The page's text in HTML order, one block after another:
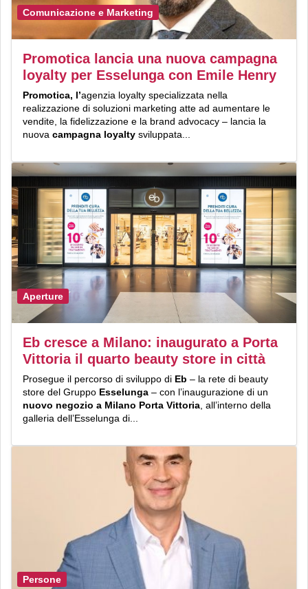
Comunicazione e Marketing
Promotica lancia una nuova campagna
loyalty per Esselunga con Emile Henry
Promotica, l’agenzia loyalty specializzata nella
realizzazione di soluzioni marketing atte ad aumentare le
vendite, la fidelizzazione e la brand advocacy – lancia la
nuova campagna loyalty sviluppata...
Aperture
Eb cresce a Milano: inaugurato a Porta
Vittoria il quarto beauty store in città
Prosegue il percorso di sviluppo di Eb – la rete di beauty
store del Gruppo Esselunga – con l’inaugurazione di un
nuovo negozio a Milano Porta Vittoria , all’interno della
galleria dell’Esselunga di...
Persone